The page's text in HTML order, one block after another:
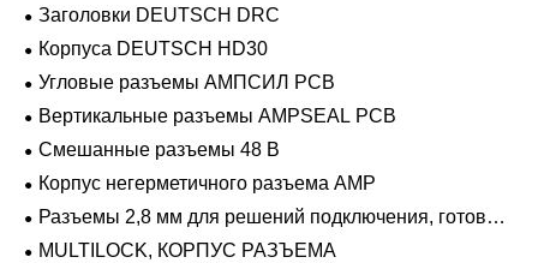
Заголовки DEUTSCH DRC
Корпуса DEUTSCH HD30
Угловые разъемы АМПСИЛ PCB
Вертикальные разъемы AMPSEAL PCB
Смешанные разъемы 48 В
Корпус негерметичного разъема AMP
Разъемы 2,8 мм для решений подключения, готовых
к напряжению 48 В
MULTILOCK, КОРПУС РАЗЪЕМА